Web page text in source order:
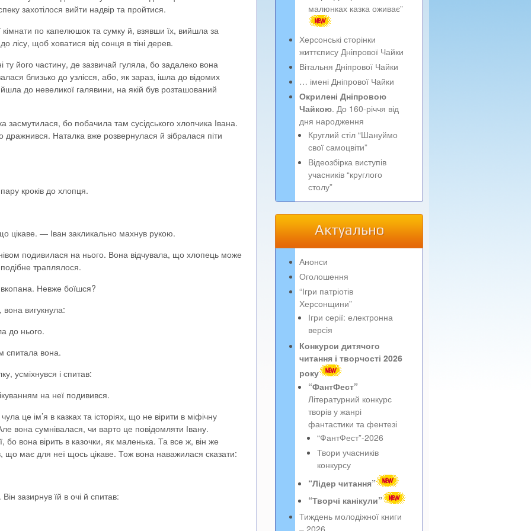
захотілося вийти надвір та пройтися.
кімнати по капелюшок та сумку й, взявши їх, вийшла за
лісу, щоб ховатися від сонця в тіні дерев.
його частину, де зазвичай гуляла, бо задалеко вона
близько до узлісся, або, як зараз, ішла до відомих
до невеликої галявини, на якій був розташований
бо побачила там сусідського хлопчика Івана.
дражнився. Наталка вже розвернулася й зібралася піти
кроків до хлопця.
— Іван закликально махнув рукою.
подивилася на нього. Вона відчувала, що хлопець може
траплялося.
Невже боїшся?
вона вигукнула:
до нього.
спитала вона.
усміхнувся і спитав:
на неї подивився.
це ім’я в казках та історіях, що не вірити в міфічну
вона сумнівалася, чи варто це повідомляти Івану.
бо вона вірить в казочки, як маленька. Та все ж, він же
що має для неї щось цікаве. Тож вона наважилася сказати:
зазирнув їй в очі й спитав:
малюнках казка оживає”
Херсонські сторінки
життєпису Дніпрової Чайки
Вітальня Дніпрової Чайки
… імені Дніпрової Чайки
Окрилені Дніпровою
Чайкою. До 160-річчя від
дня народження
Круглий стіл “Шануймо
свої самоцвіти”
Відеозбірка виступів
учасників “круглого
столу”
Актуально
Анонси
Оголошення
“Ігри патріотів
Херсонщини”
Ігри серії: електронна
версія
Конкурси дитячого
читання і творчості 2026
року
“ФантФест”
Літературний конкурс
творів у жанрі
фантастики та фентезі
“ФантФест”-2026
Твори учасників
конкурсу
“Лідер читання”
“Творчі канікули”
Тиждень молодіжної книги
– 2026